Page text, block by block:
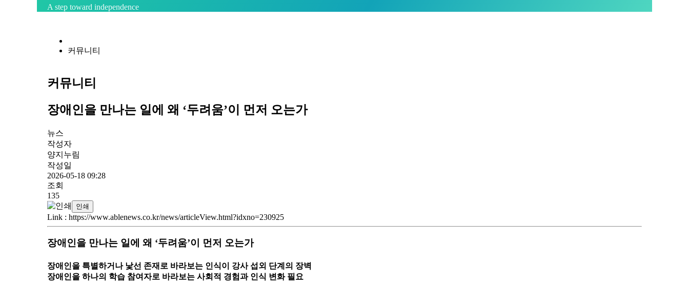
A step toward independence
커뮤니티
커뮤니티
장애인을 만나는 일에 왜 ‘두려움’이 먼저 오는가
뉴스
작성자
양지누림
작성일
2026-05-18 09:28
조회
135
인쇄
Link : https://www.ablenews.co.kr/news/articleView.html?idxno=230925
장애인을 만나는 일에 왜 ‘두려움’이 먼저 오는가
장애인을 특별하거나 낯선 존재로 바라보는 인식이 강사 섭외 단계의 장벽
장애인을 하나의 학습 참여자로 바라보는 사회적 경험과 인식 변화 필요